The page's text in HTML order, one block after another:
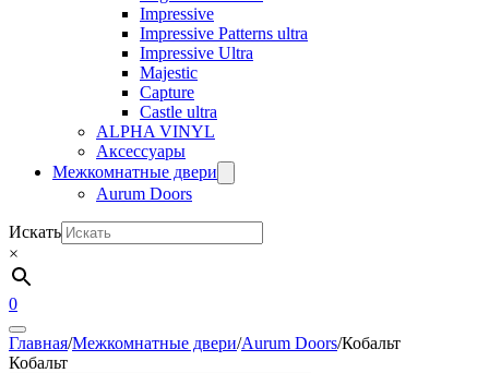
Impressive
Impressive Patterns ultra
Impressive Ultra
Majestic
Capture
Castle ultra
ALPHA VINYL
Аксессуары
Межкомнатные двери
Aurum Doors
Искать
×
0
Главная/Межкомнатные двери/Aurum Doors/Кобальт
Кобальт